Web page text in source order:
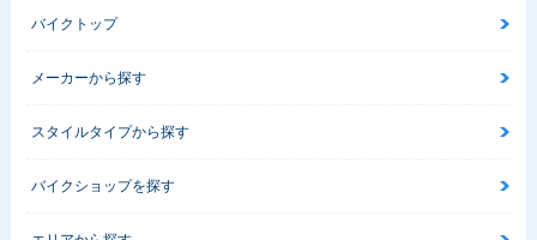
バイクトップ
メーカーから探す
スタイルタイプから探す
バイクショップを探す